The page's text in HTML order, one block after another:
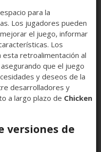
para la
Los jugadores pueden
el juego, informar
Los
retroalimentación al
que el juego
y deseos de la
desarrolladores y
a largo plazo de Chicken
versiones de